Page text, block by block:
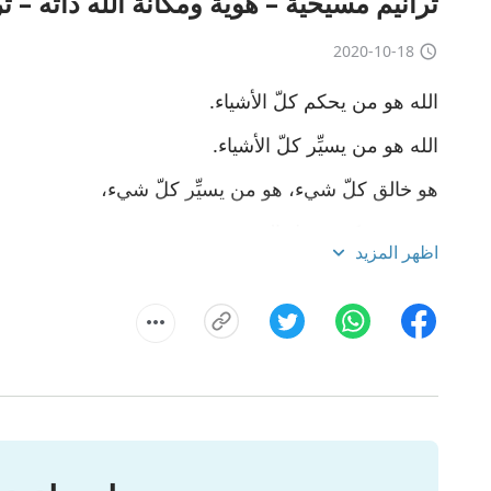
2020-10-18
الله هو من يحكم كلّ الأشياء.
الله هو من يسيِّر كلّ الأشياء.
هو خالق كلّ شيء، هو من يسيِّر كلّ شيء،
بالنسبة لكلّ شيء ولكلّ المخلوقات،
ليس لأحد من البشر أو من عالم الأرواح
اظهر المزيد